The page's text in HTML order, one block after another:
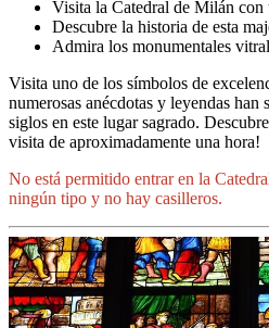
Visita la Catedral de Milán con
Descubre la historia de esta
Admira los monumentales
Visita uno de los símbolos de
numerosas anécdotas y leyendas han
siglos en este lugar sagrado.
visita de aproximadamente una hora!
No está permitido entrar en la
ningún tipo y no hay casilleros.